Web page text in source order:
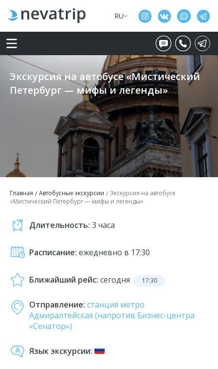
RU
Экскурсия на автобусе «Мистический
Петербург — мифы и легенды»
Главная Автобусные экскурсии
Экскурсия на автобусе
«Мистический Петербург — мифы и легенды»
Длительность: 3 часа
Расписание: ежедневно в 17:30
Ближайший рейс: сегодня 17:30
Отправление: станция метро
Адмиралтейская (напротив Бизнес-центра
«Сенатор»)
Язык экскурсии: